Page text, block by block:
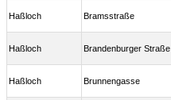
Haßloch Bramsstraße
Haßloch Brandenburger Straße
Haßloch Brunnengasse